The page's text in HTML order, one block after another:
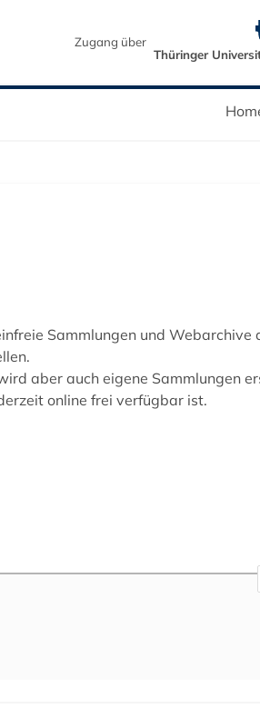
Zugang über
Thüringer
Sammlungen und Webarchive
aber auch eigene Sammlungen
online frei verfügbar ist.